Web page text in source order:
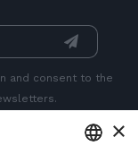
and consent to the
×